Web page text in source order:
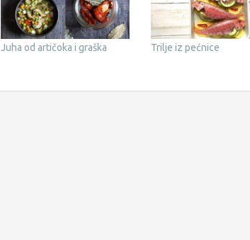
Juha od artičoka i graška Trilje iz pećnice